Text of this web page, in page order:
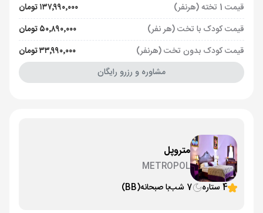
قیمت 1 تخته (هرنفر)
۱۳۷٬۹۹۰٬۰۰۰ تومان
قیمت کودک با تخت (هر نفر)
۵۰٬۸۹۰٬۰۰۰ تومان
قیمت کودک بدون تخت (هرنفر)
۳۳٬۹۹۰٬۰۰۰ تومان
مشاوره و رزرو رایگان
متروپل
METROPOL
4 ستاره
7 شب با صبحانه(BB)